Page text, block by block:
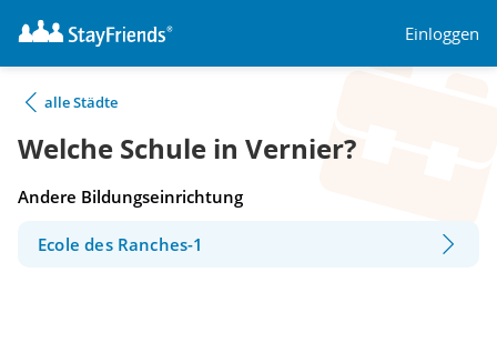
Einloggen
alle Städte
Welche Schule in Vernier?
Andere Bildungseinrichtung
Ecole des Ranches-1